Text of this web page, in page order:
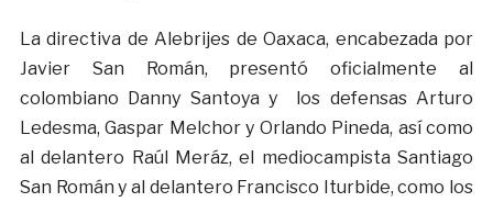
La directiva de Alebrijes de Oaxaca, encabezada por
Javier San Román, presentó oficialmente al
colombiano Danny Santoya y los defensas Arturo
Ledesma, Gaspar Melchor y Orlando Pineda, así como
al delantero Raúl Meráz, el mediocampista Santiago
San Román y al delantero Francisco Iturbide, como los